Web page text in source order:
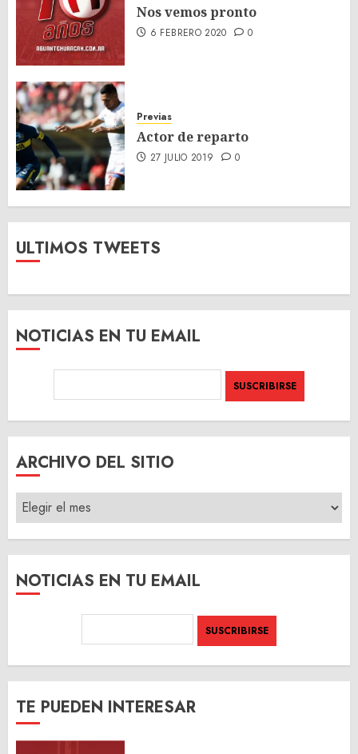
Nos vemos pronto
6 FEBRERO 2020 0
Previas
Actor de reparto
27 JULIO 2019 0
ULTIMOS TWEETS
NOTICIAS EN TU EMAIL
ARCHIVO DEL SITIO
ARCHIVO
DEL
SITIO
NOTICIAS EN TU EMAIL
TE PUEDEN INTERESAR